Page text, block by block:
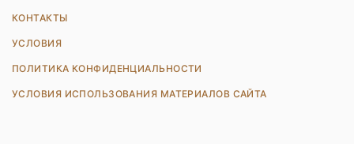
КОНТАКТЫ
УСЛОВИЯ
ПОЛИТИКА КОНФИДЕНЦИАЛЬНОСТИ
УСЛОВИЯ ИСПОЛЬЗОВАНИЯ МАТЕРИАЛОВ САЙТА